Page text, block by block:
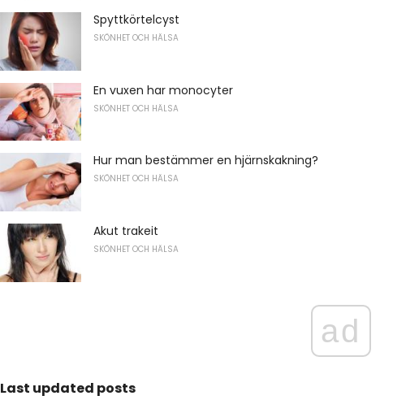
Spyttkörtelcyst
SKÖNHET OCH HÄLSA
En vuxen har monocyter
SKÖNHET OCH HÄLSA
Hur man bestämmer en hjärnskakning?
SKÖNHET OCH HÄLSA
Akut trakeit
SKÖNHET OCH HÄLSA
ad
Last updated posts